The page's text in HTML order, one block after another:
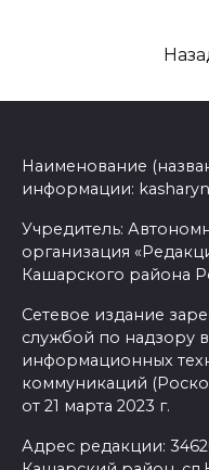
записям
Наименование
информации:
Учредитель:
организация
Кашарского района
Сетевое издание
службой по надзору
информационных
коммуникаций
от 21 марта 2023 г.
Адрес редакции: